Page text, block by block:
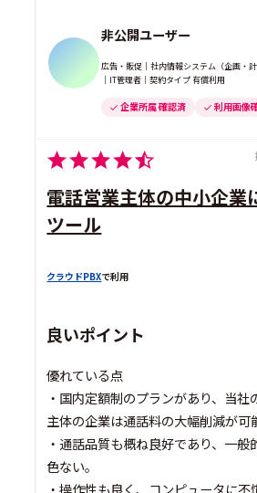
非公開ユーザー
広告・販促｜社内情報システム（企画・
｜IT管理者｜契約タイプ 有償利用
企業所属 確認済 利用画像
電話営業主体の中小企業
ツール
クラウドPBXで利用
良いポイント
優れている点
・国内定額制のプランがあり、当社
主体の企業は通話料の大幅削減が可
・通話品質も概ね良好であり、一般
色ない。
・操作性も良く、コンピュータに不